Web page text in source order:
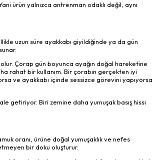
ürün yalnızca antrenman odaklı değil, aynı
uzun süre ayakkabı giyildiğinde ya da gün
Çorap gün boyunca ayağın doğal hareketine
rahat bir kullanım. Bir çorabın gerçekten iyi
ve ayakkabı içinde sessizce görevini yapıyorsa
getiriyor. Biri zemine daha yumuşak basış hissi
oranı, ürüne doğal yumuşaklık ve nefes
bir doku oluşturur.